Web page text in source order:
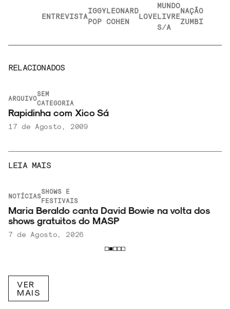
ENTREVISTA
IGGY
POP
LEONARD
COHEN
LOVE
MUNDO
LIVRE
S/A
NAÇÃO
ZUMBI
RELACIONADOS
ARQUIVO
SEM
CATEGORIA
Rapidinha com Xico Sá
17 de Agosto, 2009
LEIA MAIS
NOTÍCIAS
SHOWS E
FESTIVAIS
Maria Beraldo canta David Bowie na volta dos
shows gratuitos do MASP
7 de Agosto, 2026
VER
MAIS